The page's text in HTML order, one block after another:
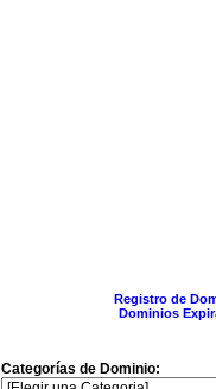
Registro de
Dominios
Categorías de Dominio: